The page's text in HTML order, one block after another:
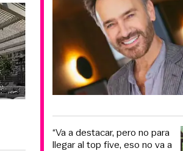
“Va a destacar, pero no para
llegar al top five, eso no va a